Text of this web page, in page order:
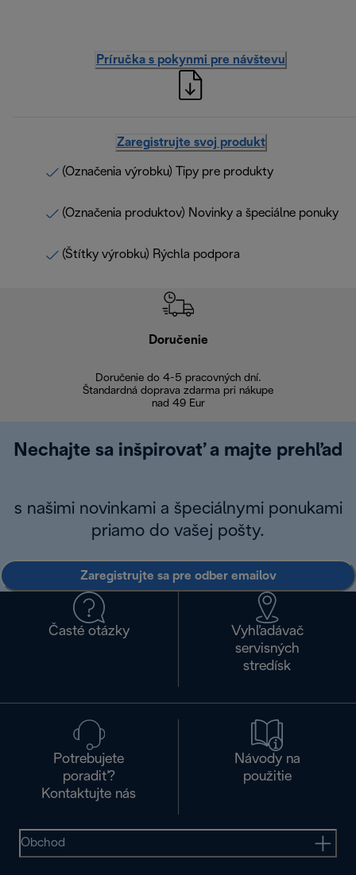
Príručka s pokynmi pre návštevu
Zaregistrujte svoj produkt
(Označenia výrobku) Tipy pre produkty
(Označenia produktov) Novinky a špeciálne ponuky
(Štítky výrobku) Rýchla podpora
Doručenie
Doručenie do 4-5 pracovných dní.
Štandardná doprava zdarma pri nákupe
nad 49 Eur
Nechajte sa inšpirovať a majte prehľad
s našimi novinkami a špeciálnymi ponukami
priamo do vašej pošty.
Zaregistrujte sa pre odber emailov
Časté otázky
Vyhľadávač
servisných
stredísk
Potrebujete
poradiť?
Kontaktujte nás
Návody na
použitie
Obchod